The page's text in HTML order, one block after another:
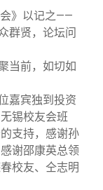
会》以记之——
群贤，论坛问
当前，如切如
嘉宾独到投资
锡校友会班
支持，感谢孙
谢邵康英总领
校友、仝志明